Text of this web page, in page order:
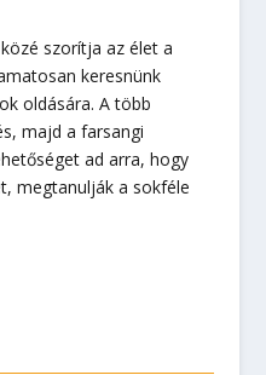
szorítja az élet a
keresnünk
oldására. A több
majd a farsangi
ad arra, hogy
megtanulják a sokféle